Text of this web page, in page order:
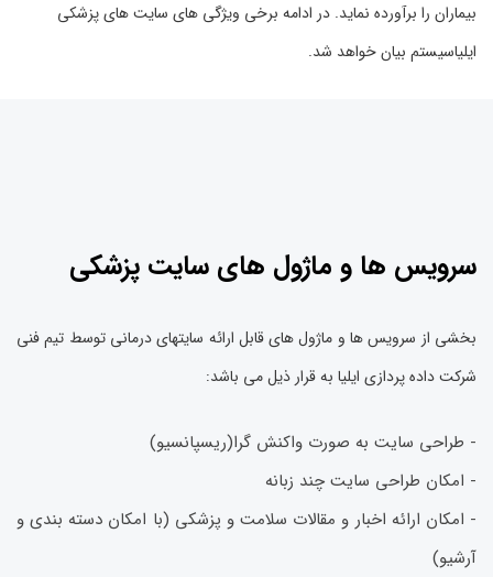
بیماران را برآورده نماید. در ادامه برخی ویژگی های سایت های پزشکی
ایلیاسیستم بیان خواهد شد.
سرویس ها و ماژول های سایت پزشکی
بخشی از سرویس ها و ماژول های قابل ارائه سایتهای درمانی توسط تیم فنی
شرکت داده پردازی ایلیا به قرار ذیل می باشد:
- طراحی سایت به صورت واکنش گرا(ریسپانسیو)
- امکان طراحی سایت چند زبانه
- امکان ارائه اخبار و مقالات سلامت و پزشکی (با امکان دسته بندی و
آرشیو)